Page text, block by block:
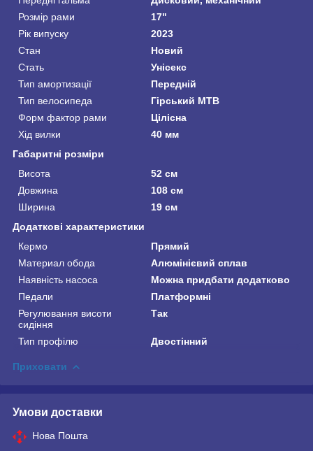
Розмір рами
17"
Рік випуску
2023
Стан
Новий
Стать
Унісекс
Тип амортизації
Передній
Тип велосипеда
Гірський MTB
Форм фактор рами
Цілісна
Хід вилки
40 мм
Габаритні розміри
Висота
52 см
Довжина
108 см
Ширина
19 см
Додаткові характеристики
Кермо
Прямий
Материал обода
Алюмінієвий сплав
Наявність насоса
Можна придбати додатково
Педали
Платформні
Регулювання висоти
сидіння
Так
Тип профілю Двостінний
Приховати
Умови доставки
Нова Пошта